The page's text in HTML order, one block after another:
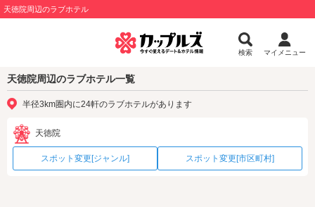
天徳院周辺のラブホテル
検索 マイメニュー
天徳院周辺のラブホテル一覧
半径3km圏内に24軒のラブホテルがあります
天徳院
スポット変更[ジャンル] スポット変更[市区町村]